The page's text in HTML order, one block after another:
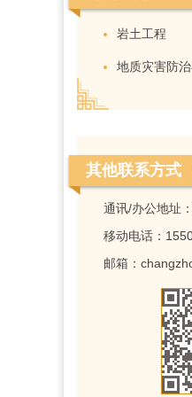
岩土工程
地质灾害防
其他联系方式
通讯/办公地址：
移动电话：
邮箱：